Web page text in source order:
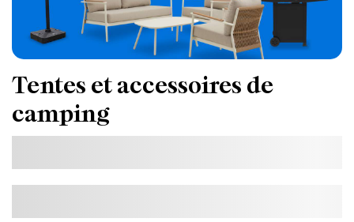
Tentes et accessoires de
camping